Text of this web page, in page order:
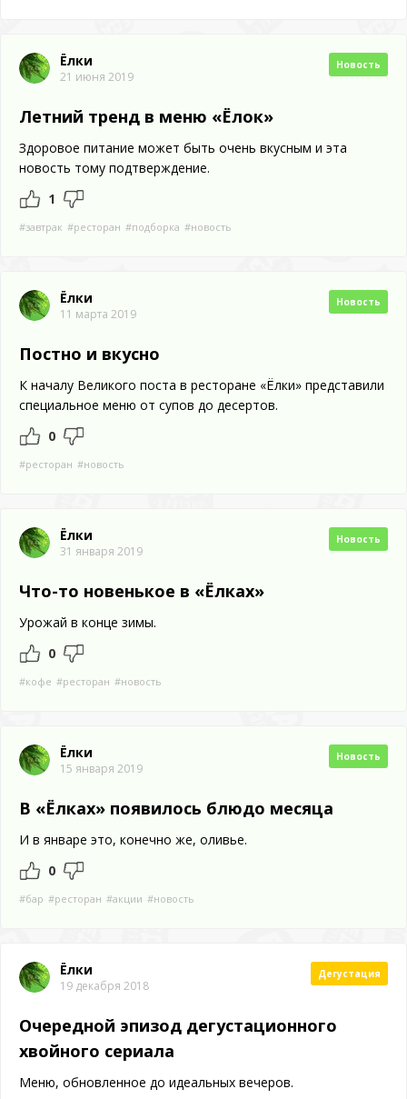
Ёлки
21 июня 2019
Новость
Летний тренд в меню «Ёлок»
Здоровое питание может быть очень вкусным и эта
новость тому подтверждение.
1
#завтрак #ресторан #подборка #новость
Ёлки
11 марта 2019
Новость
Постно и вкусно
К началу Великого поста в ресторане «Ёлки» представили
специальное меню от супов до десертов.
0
#ресторан #новость
Ёлки
31 января 2019
Новость
Что-то новенькое в «Ёлках»
Урожай в конце зимы.
0
#кофе #ресторан #новость
Ёлки
15 января 2019
Новость
В «Ёлках» появилось блюдо месяца
И в январе это, конечно же, оливье.
0
#бар #ресторан #акции #новость
Ёлки
19 декабря 2018
Дегустация
Очередной эпизод дегустационного
хвойного сериала
Меню, обновленное до идеальных вечеров.